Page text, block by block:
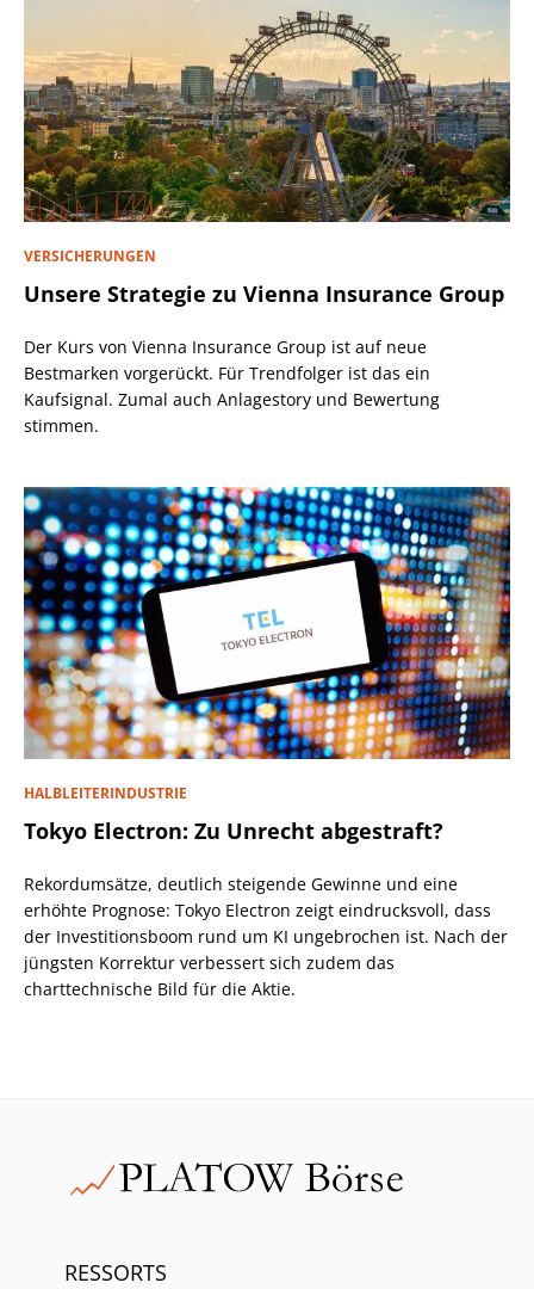
VERSICHERUNGEN
Unsere Strategie zu Vienna Insurance Group
Der Kurs von Vienna Insurance Group ist auf neue
Bestmarken vorgerückt. Für Trendfolger ist das ein
Kaufsignal. Zumal auch Anlagestory und Bewertung
stimmen.
HALBLEITERINDUSTRIE
Tokyo Electron: Zu Unrecht abgestraft?
Rekordumsätze, deutlich steigende Gewinne und eine
erhöhte Prognose: Tokyo Electron zeigt eindrucksvoll, dass
der Investitionsboom rund um KI ungebrochen ist. Nach der
jüngsten Korrektur verbessert sich zudem das
charttechnische Bild für die Aktie.
RESSORTS